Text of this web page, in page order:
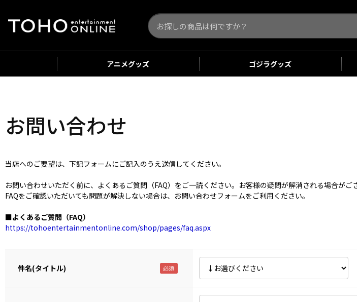
アニメグッズ ゴジラグッズ
お問い合わせ
当店へのご要望は、下記フォームにご記入のうえ送信してください。
お問い合わせいただく前に、よくあるご質問（FAQ）をご一読ください。お客様の疑問が解消される場合がご
FAQをご確認いただいても問題が解決しない場合は、お問い合わせフォームをご利用ください。
■よくあるご質問（FAQ）
https://tohoentertainmentonline.com/shop/pages/faq.aspx
件名(タイトル)